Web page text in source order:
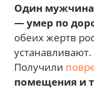
Один мужчина
— умер по
обеих жертв
устанавливают.
Получили
помещения и